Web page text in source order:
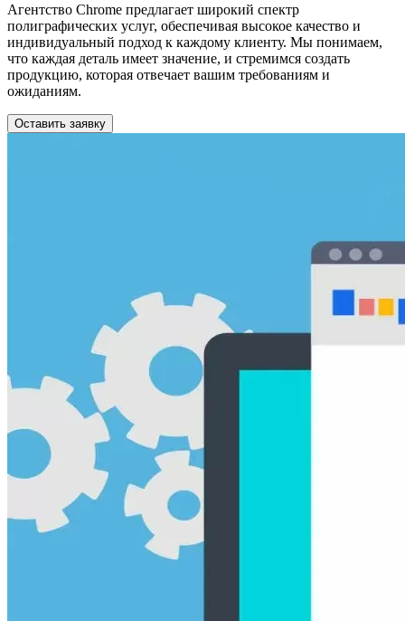
Агентство Chrome предлагает широкий спектр
полиграфических услуг, обеспечивая высокое качество и
индивидуальный подход к каждому клиенту. Мы понимаем,
что каждая деталь имеет значение, и стремимся создать
продукцию, которая отвечает вашим требованиям и
ожиданиям.
Оставить заявку